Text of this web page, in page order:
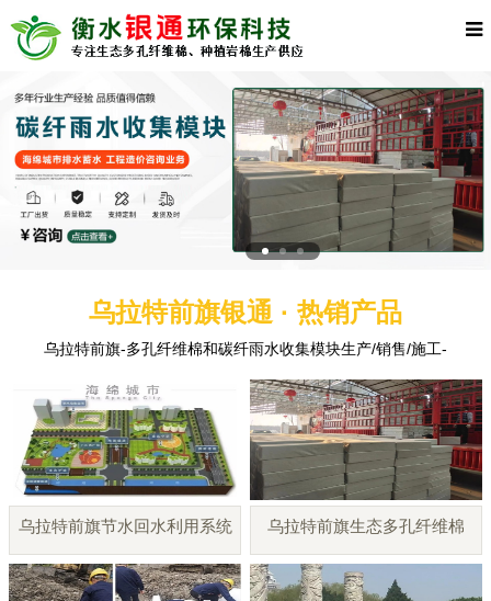
乌拉特前旗银通 · 热销产品
乌拉特前旗-多孔纤维棉和碳纤雨水收集模块生产/销售/施工-
乌拉特前旗节水回水利用系统 乌拉特前旗生态多孔纤维棉